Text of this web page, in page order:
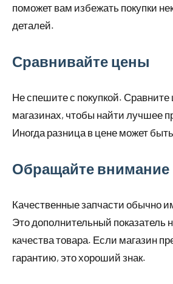
поможет вам избежать покупки
деталей.
Сравнивайте цены
Не спешите с покупкой. Сравните
магазинах, чтобы найти лучшее
Иногда разница в цене может
Обращайте внимание
Качественные запчасти обычно
Это дополнительный показатель
качества товара. Если магазин
гарантию, это хороший знак.